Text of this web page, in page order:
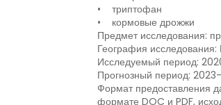
• триптофан
• кормовые дрожжи
Предмет исследования:
География
Исследуемый период:
Прогнозный период:
Формат предоставления
формате DOC и PDF,